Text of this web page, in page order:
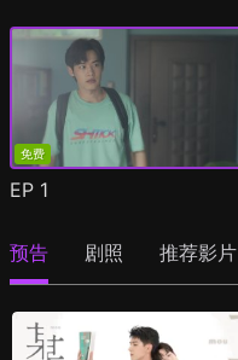
免费
EP 1
预告 剧照 推荐影片